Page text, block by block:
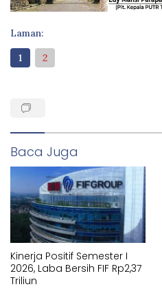
Laman:
1
2
Baca Juga
Kinerja Positif Semester I
2026, Laba Bersih FIF Rp2,37
Triliun